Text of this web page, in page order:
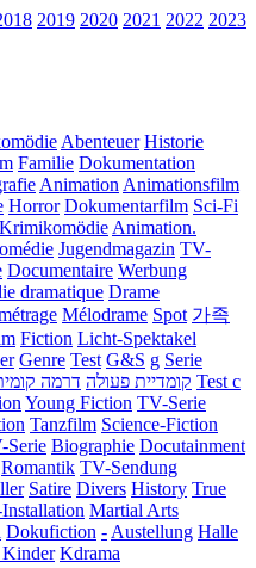
2019 2020 2021 2022 2023
Abenteuer Historie
Familie Dokumentation
Animation Animationsfilm
Horror Dokumentarfilm Sci-Fi
Krimikomödie Animation.
Jugendmagazin TV-
Documentaire Werbung
dramatique Drame
Mélodrame Spot 가족
Fiction Licht-Spektakel
Genre Test G&S g Serie
קומדיית פעולה דרמה
Test c
Young Fiction TV-Serie
Tanzfilm Science-Fiction
Serie Biographie Docutainment
Romantik TV-Sendung
Satire Divers History True
Martial Arts
Dokufiction - Austellung Halle
Kdrama